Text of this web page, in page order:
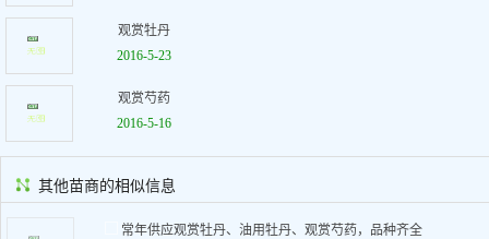
观赏牡丹
2016-5-23
观赏芍药
2016-5-16
其他苗商的相似信息
常年供应观赏牡丹、油用牡丹、观赏芍药，品种齐全